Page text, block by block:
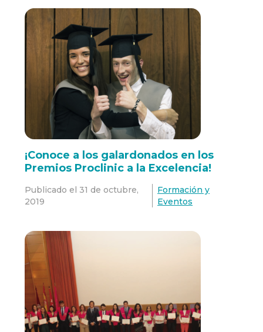
¡Conoce a los galardonados en los
Premios Proclinic a la Excelencia!
Publicado el 31 de octubre,
2019
Formación y
Eventos